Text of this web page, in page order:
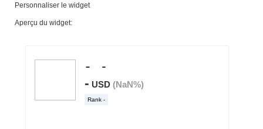
Personnaliser le widget
Aperçu du widget: